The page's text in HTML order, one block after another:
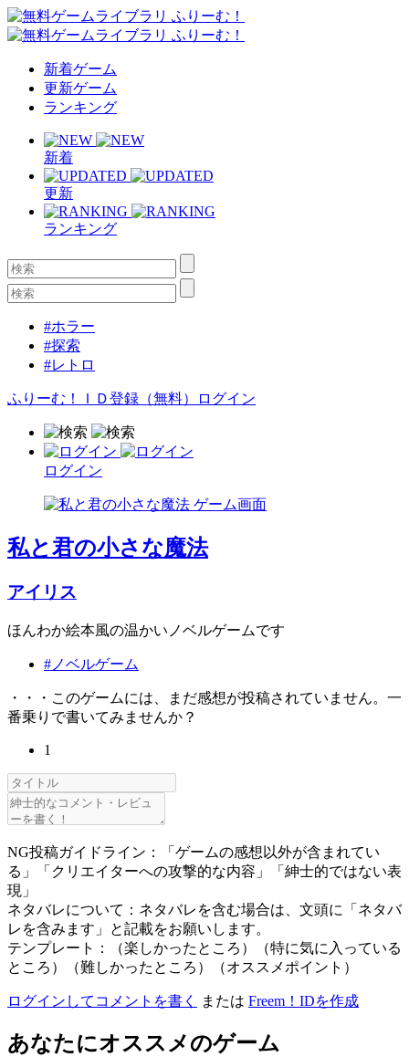
新着ゲーム
更新ゲーム
ランキング
新着
更新
ランキング
#ホラー
#探索
#レトロ
ふりーむ！ＩＤ登録（無料） ログイン
ログイン
私と君の小さな魔法
アイリス
ほんわか絵本風の温かいノベルゲームです
#ノベルゲーム
・・・このゲームには、まだ感想が投稿されていません。一
番乗りで書いてみませんか？
1
NG投稿ガイドライン：「ゲームの感想以外が含まれてい
る」「クリエイターへの攻撃的な内容」「紳士的ではない表
現」
ネタバレについて：ネタバレを含む場合は、文頭に「ネタバ
レを含みます」と記載をお願いします。
テンプレート：（楽しかったところ）（特に気に入っている
ところ）（難しかったところ）（オススメポイント）
ログインしてコメントを書く または Freem！IDを作成
あなたにオススメのゲーム